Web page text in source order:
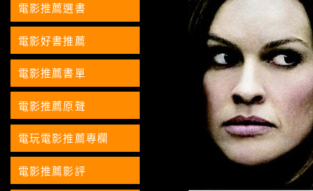
電影推薦選書
電影好書推薦
電影推薦書單
電影推薦原聲
電玩電影推薦專欄
電影推薦影評